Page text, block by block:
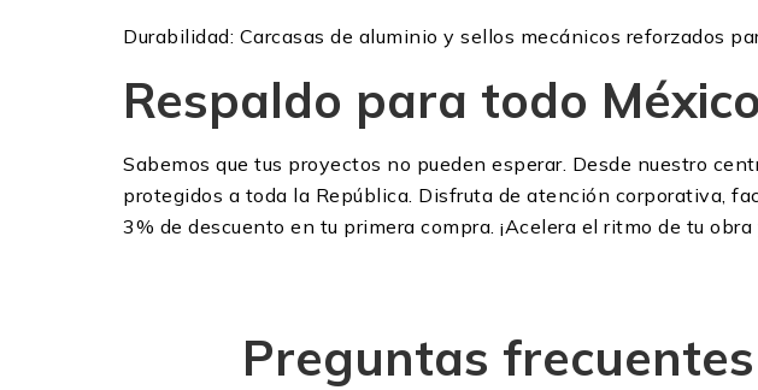
Durabilidad: Carcasas de aluminio y sellos mecánicos reforzados
Respaldo para todo México
Sabemos que tus proyectos no pueden esperar. Desde nuestro
protegidos a toda la República. Disfruta de atención corporativa,
3% de descuento en tu primera compra. ¡Acelera el ritmo de tu
Preguntas